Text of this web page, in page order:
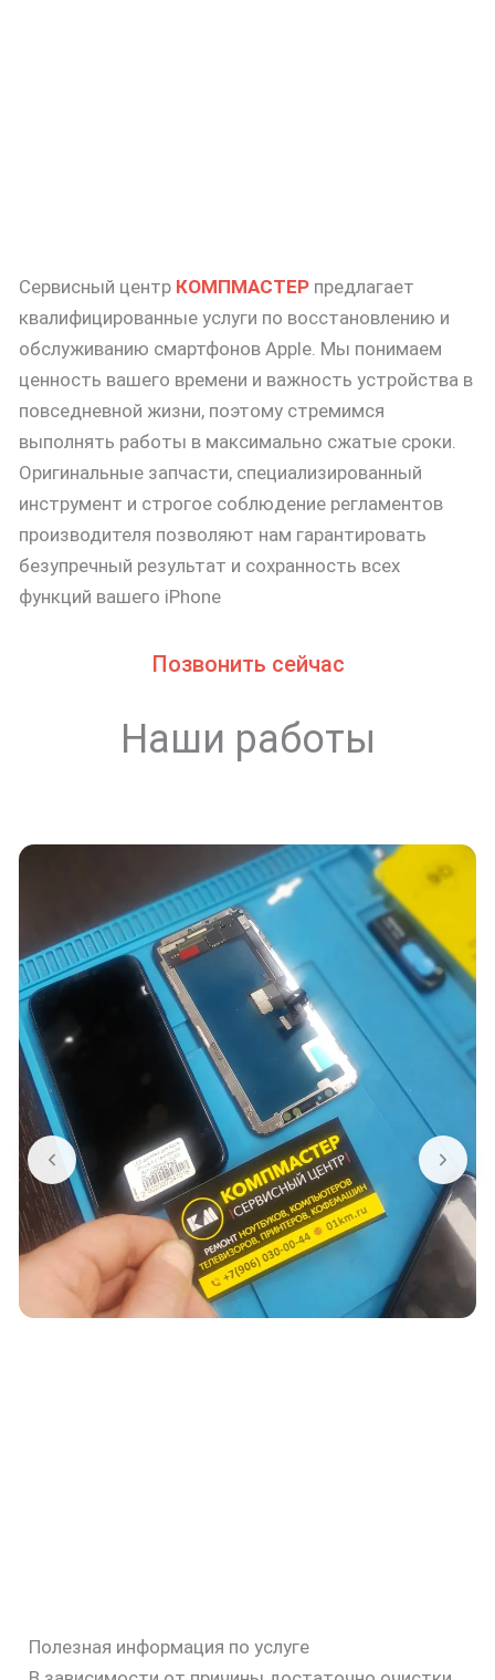
Сервисный центр КОМПМАСТЕР предлагает
квалифицированные услуги по восстановлению и
обслуживанию смартфонов Apple. Мы понимаем
ценность вашего времени и важность устройства в
повседневной жизни, поэтому стремимся
выполнять работы в максимально сжатые сроки.
Оригинальные запчасти, специализированный
инструмент и строгое соблюдение регламентов
производителя позволяют нам гарантировать
безупречный результат и сохранность всех
функций вашего iPhone
Позвонить сейчас
Наши работы
Полезная информация по услуге